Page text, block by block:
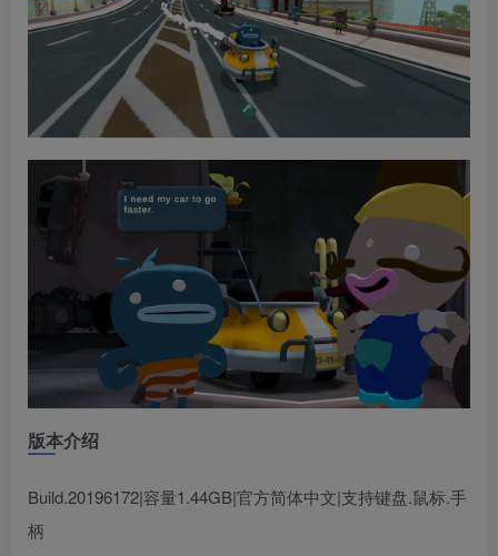
版本介绍
Build.20196172|容量1.44GB|官方简体中文|支持键盘.鼠标.手
柄